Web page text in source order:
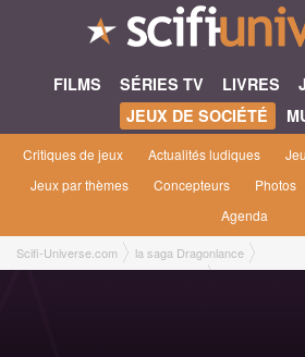
FILMS SÉRIES TV LIVRES
JEUX DE SOCIÉTÉ
Critiques de jeux Actualités ludiques
Jeux par thèmes
Concepteurs Photos
Agenda
Scifi-Universe.com
la saga Dragonlance
Dragonlance - Système D20 [2004]